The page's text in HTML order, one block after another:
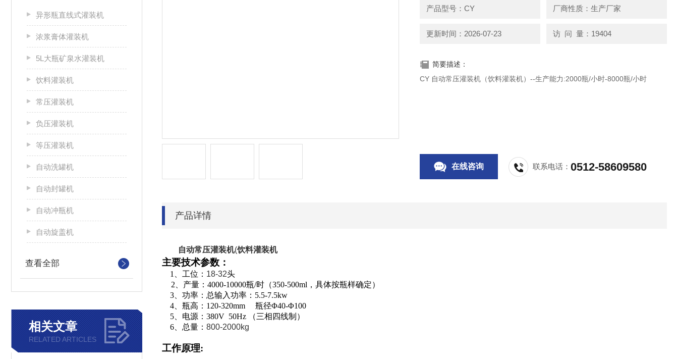
异形瓶直线式灌装机
浓浆膏体灌装机
5L大瓶矿泉水灌装机
饮料灌装机
常压灌装机
负压灌装机
等压灌装机
自动洗罐机
自动封罐机
自动冲瓶机
自动旋盖机
查看全部
相关文章
RELATED ARTICLES
产品型号：CY 厂商性质：生产厂家
更新时间：2026-07-23 访 问 量：19404
简要描述：
CY 自动常压灌装机（饮料灌装机）--生产能力:2000瓶/小时-8000瓶/小时
在线咨询 联系电话：0512-58609580
产品详情
自动常压灌装机(饮料灌装机
主要技术参数：
1 、工位： 18-32头
2 、产量： 4000-10000瓶/时（350-500ml ，具体按瓶样确定）
3 、功率：总输入功率： 5.5-7.5kw
4 、瓶高： 120-320mm 瓶径Φ40-Φ100
5 、电源： 380V 50Hz
（三相四线制）
6
总量： 800-2000kg
工作原理: